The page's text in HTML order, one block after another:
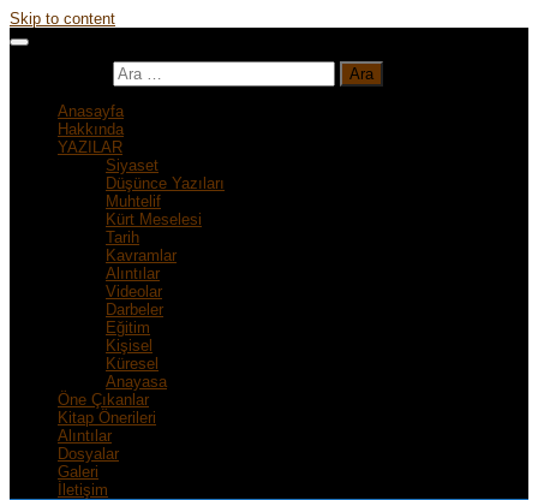
Skip to content
Anasayfa
Hakkında
YAZILAR
Siyaset
Düşünce Yazıları
Muhtelif
Kürt Meselesi
Tarih
Kavramlar
Alıntılar
Videolar
Darbeler
Eğitim
Kişisel
Küresel
Anayasa
Öne Çıkanlar
Kitap Önerileri
Alıntılar
Dosyalar
Galeri
İletişim